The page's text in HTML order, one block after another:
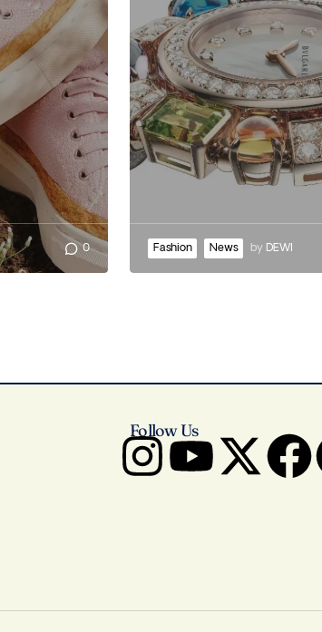
0 Fashion News by DEWI
Follow Us